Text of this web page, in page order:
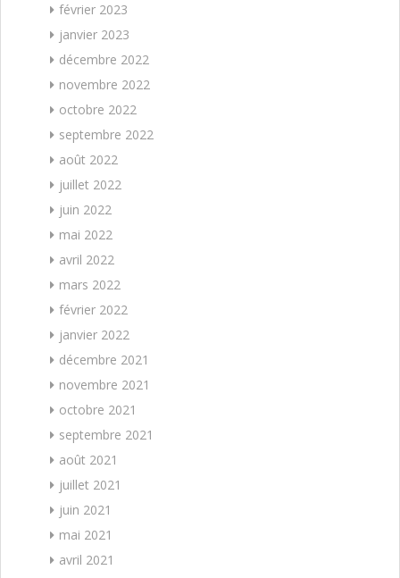
février 2023
janvier 2023
décembre 2022
novembre 2022
octobre 2022
septembre 2022
août 2022
juillet 2022
juin 2022
mai 2022
avril 2022
mars 2022
février 2022
janvier 2022
décembre 2021
novembre 2021
octobre 2021
septembre 2021
août 2021
juillet 2021
juin 2021
mai 2021
avril 2021